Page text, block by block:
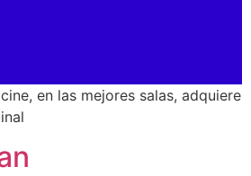
en las mejores salas, adquiere